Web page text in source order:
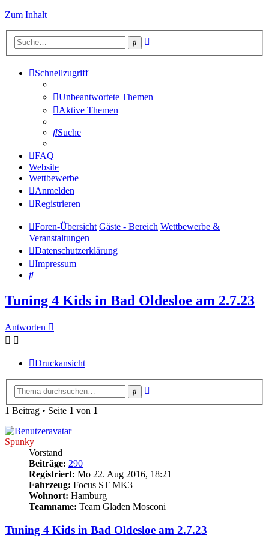
Zum Inhalt
Suche
Schnellzugriff
Unbeantwortete Themen
Aktive Themen
Suche
FAQ
Website
Wettbewerbe
Anmelden
Registrieren
Foren-Übersicht Gäste - Bereich Wettbewerbe &
Veranstaltungen
Datenschutzerklärung
Impressum
Suche
Tuning 4 Kids in Bad Oldesloe am 2.7.23
Antworten
Druckansicht
Suche
1 Beitrag • Seite 1 von 1
Spunky
Vorstand
Beiträge: 290
Registriert: Mo 22. Aug 2016, 18:21
Fahrzeug: Focus ST MK3
Wohnort: Hamburg
Teamname: Team Gladen Mosconi
Tuning 4 Kids in Bad Oldesloe am 2.7.23